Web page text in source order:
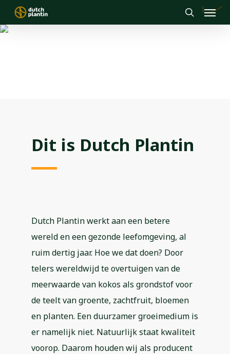
Skip
to
search
Menu
Dit is Dutch Plantin
Dutch Plantin werkt aan een betere
wereld en een gezonde leefomgeving, al
ruim dertig jaar. Hoe we dat doen? Door
telers wereldwijd te overtuigen van de
meerwaarde van kokos als grondstof voor
de teelt van groente, zachtfruit, bloemen
en planten. Een duurzamer groeimedium is
er namelijk niet. Natuurlijk staat kwaliteit
voorop. Daarom houden wij als producent